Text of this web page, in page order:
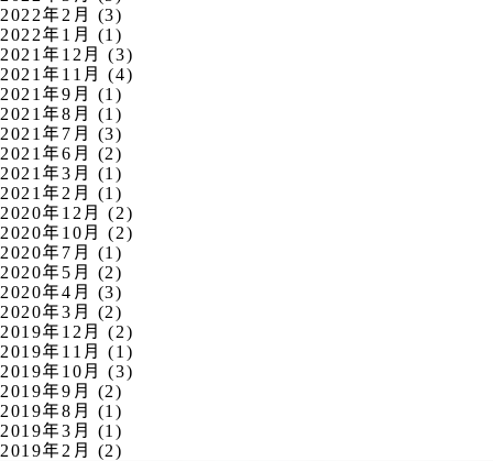
2022年2月 (3)
2022年1月 (1)
2021年12月 (3)
2021年11月 (4)
2021年9月 (1)
2021年8月 (1)
2021年7月 (3)
2021年6月 (2)
2021年3月 (1)
2021年2月 (1)
2020年12月 (2)
2020年10月 (2)
2020年7月 (1)
2020年5月 (2)
2020年4月 (3)
2020年3月 (2)
2019年12月 (2)
2019年11月 (1)
2019年10月 (3)
2019年9月 (2)
2019年8月 (1)
2019年3月 (1)
2019年2月 (2)